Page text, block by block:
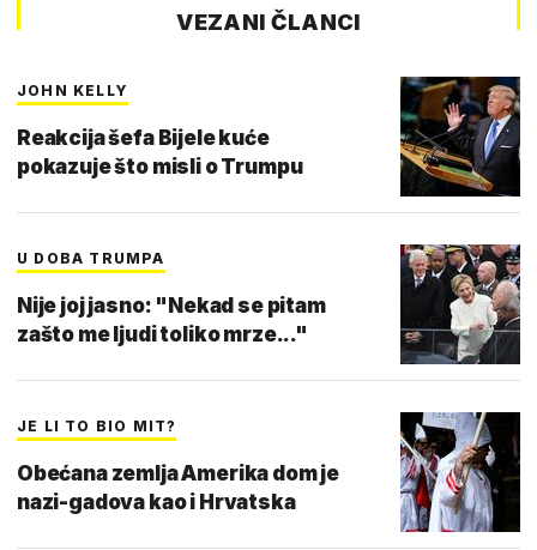
VEZANI ČLANCI
JOHN KELLY
Reakcija šefa Bijele kuće
pokazuje što misli o Trumpu
U DOBA TRUMPA
Nije joj jasno: "Nekad se pitam
zašto me ljudi toliko mrze..."
JE LI TO BIO MIT?
Obećana zemlja Amerika dom je
nazi-gadova kao i Hrvatska